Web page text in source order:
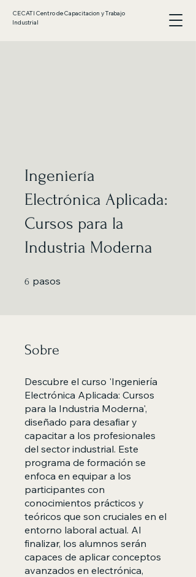
CECATI Centro de Capacitacion y Trabajo
Industrial
Ingeniería
Electrónica Aplicada:
Cursos para la
Industria Moderna
6 pasos
Sobre
Descubre el curso 'Ingeniería
Electrónica Aplicada: Cursos
para la Industria Moderna',
diseñado para desafiar y
capacitar a los profesionales
del sector industrial. Este
programa de formación se
enfoca en equipar a los
participantes con
conocimientos prácticos y
teóricos que son cruciales en el
entorno laboral actual. Al
finalizar, los alumnos serán
capaces de aplicar conceptos
avanzados en electrónica,